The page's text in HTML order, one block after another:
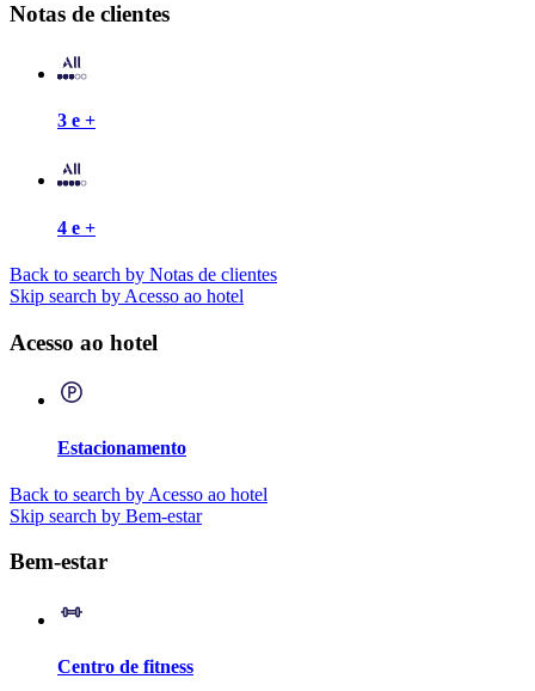
Notas de clientes
3 e +
4 e +
Back to search by Notas de clientes
Skip search by Acesso ao hotel
Acesso ao hotel
Estacionamento
Back to search by Acesso ao hotel
Skip search by Bem-estar
Bem-estar
Centro de fitness